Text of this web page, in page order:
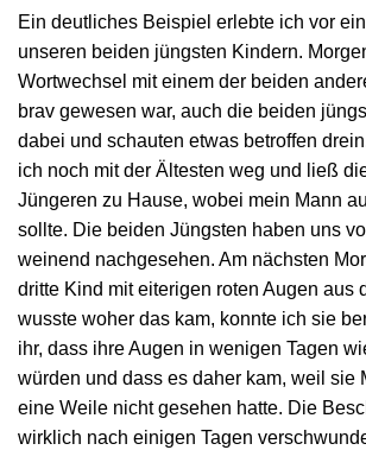
Ein deutliches Beispiel erlebte ich vor
unseren beiden jüngsten Kindern.
Wortwechsel mit einem der beiden
brav gewesen war, auch die beiden
dabei und schauten etwas betroffen
ich noch mit der Ältesten weg und ließ
Jüngeren zu Hause, wobei mein Mann
sollte. Die beiden Jüngsten haben uns
weinend nachgesehen. Am nächsten
dritte Kind mit eiterigen roten Augen aus
wusste woher das kam, konnte ich sie
ihr, dass ihre Augen in wenigen Tagen
würden und dass es daher kam, weil sie
eine Weile nicht gesehen hatte. Die
wirklich nach einigen Tagen